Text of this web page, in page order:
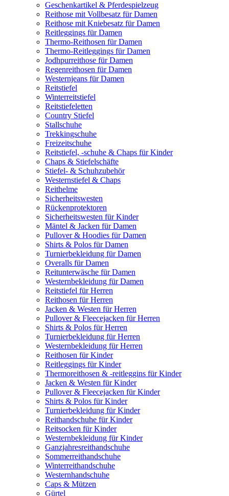
Geschenkartikel & Pferdespielzeug
Reithose mit Vollbesatz für Damen
Reithose mit Kniebesatz für Damen
Reitleggings für Damen
Thermo-Reithosen für Damen
Thermo-Reitleggings für Damen
Jodhpurreithose für Damen
Regenreithosen für Damen
Westernjeans für Damen
Reitstiefel
Winterreitstiefel
Reitstiefeletten
Country Stiefel
Stallschuhe
Trekkingschuhe
Freizeitschuhe
Reitstiefel, -schuhe & Chaps für Kinder
Chaps & Stiefelschäfte
Stiefel- & Schuhzubehör
Westernstiefel & Chaps
Reithelme
Sicherheitswesten
Rückenprotektoren
Sicherheitswesten für Kinder
Mäntel & Jacken für Damen
Pullover & Hoodies für Damen
Shirts & Polos für Damen
Turnierbekleidung für Damen
Overalls für Damen
Reitunterwäsche für Damen
Westernbekleidung für Damen
Reitstiefel für Herren
Reithosen für Herren
Jacken & Westen für Herren
Pullover & Fleecejacken für Herren
Shirts & Polos für Herren
Turnierbekleidung für Herren
Westernbekleidung für Herren
Reithosen für Kinder
Reitleggings für Kinder
Thermoreithosen & -reitleggins für Kinder
Jacken & Westen für Kinder
Pullover & Fleecejacken für Kinder
Shirts & Polos für Kinder
Turnierbekleidung für Kinder
Reithandschuhe für Kinder
Reitsocken für Kinder
Westernbekleidung für Kinder
Ganzjahresreithandschuhe
Sommerreithandschuhe
Winterreithandschuhe
Westernhandschuhe
Caps & Mützen
Gürtel